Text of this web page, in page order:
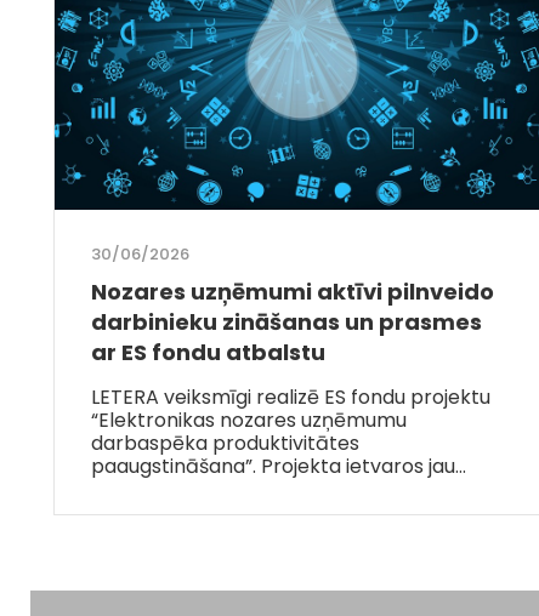
30/06/2026
Nozares uzņēmumi aktīvi pilnveido
darbinieku zināšanas un prasmes
ar ES fondu atbalstu
LETERA veiksmīgi realizē ES fondu projektu
“Elektronikas nozares uzņēmumu
darbaspēka produktivitātes
paaugstināšana”. Projekta ietvaros jau…